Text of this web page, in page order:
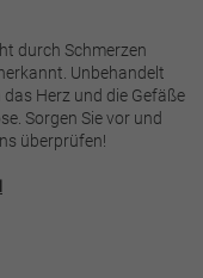
durch Schmerzen
Unbehandelt
Herz und die Gefäße
Sorgen Sie vor und
überprüfen!